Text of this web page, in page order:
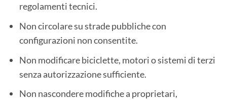
regolamenti tecnici.
Non circolare su strade pubbliche con
configurazioni non consentite.
Non modificare biciclette, motori o sistemi di terzi
senza autorizzazione sufficiente.
Non nascondere modifiche a proprietari,